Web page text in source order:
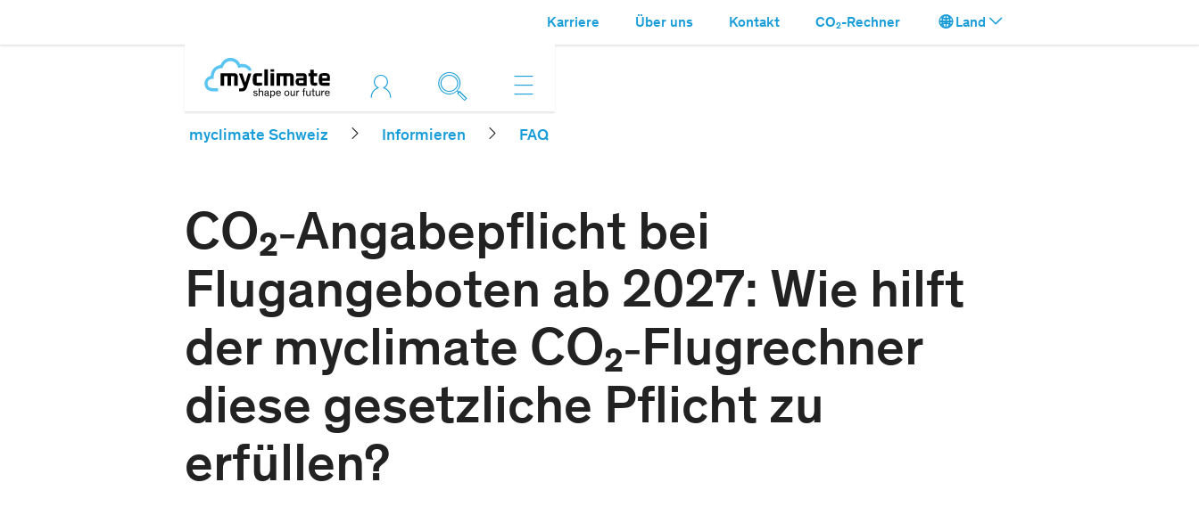
Karriere Über uns Kontakt CO₂-Rechner Land
myclimate Schweiz Informieren FAQ
CO₂‑Angabepflicht bei
Flugangeboten ab 2027: Wie hilft
der myclimate CO₂‑Flugrechner
diese gesetzliche Pflicht zu
erfüllen?